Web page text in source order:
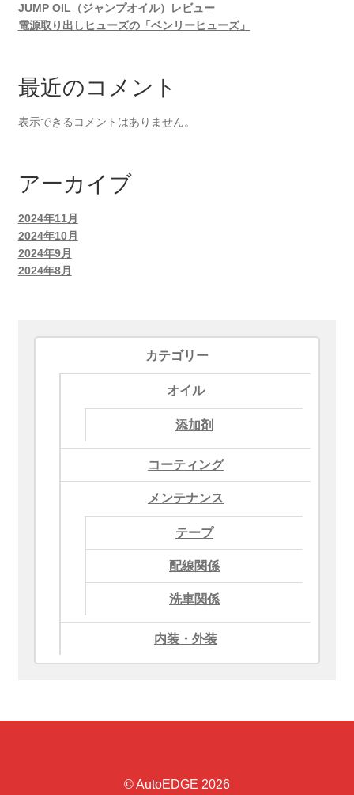
JUMP OIL（ジャンプオイル）レビュー
電源取り出しヒューズの「ベンリーヒューズ」
最近のコメント
表示できるコメントはありません。
アーカイブ
2024年11月
2024年10月
2024年9月
2024年8月
カテゴリー
オイル
添加剤
コーティング
メンテナンス
テープ
配線関係
洗車関係
内装・外装
© AutoEDGE 2026